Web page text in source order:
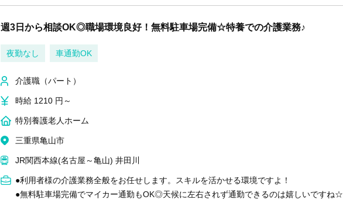
週3日から相談OK◎職場環境良好！無料駐車場完備☆特養での介護業務♪
夜勤なし
車通勤OK
介護職（パート）
時給 1210 円～
特別養護老人ホーム
三重県亀山市
JR関西本線(名古屋～亀山) 井田川
●利用者様の介護業務全般をお任せします。スキルを活かせる環境ですよ！
●無料駐車場完備でマイカー通勤もOK◎天候に左右されず通勤できるのは嬉しいですね☆